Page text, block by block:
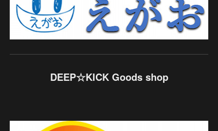
DEEP☆KICK Goods shop